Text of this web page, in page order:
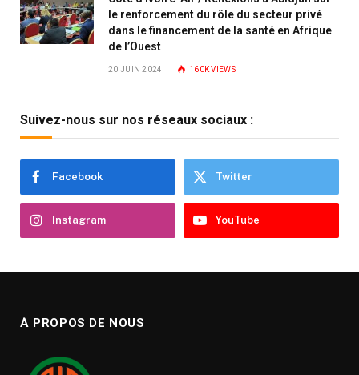
le renforcement du rôle du secteur privé
dans le financement de la santé en Afrique
de l’Ouest
20 JUIN 2024 160KVIEWS
Suivez-nous sur nos réseaux sociaux :
Facebook Twitter
Instagram YouTube
À PROPOS DE NOUS